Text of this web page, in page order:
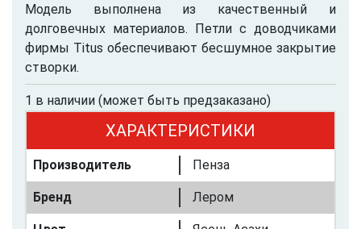
Модель выполнена из качественный и
долговечных материалов. Петли с доводчиками
фирмы Titus обеспечивают бесшумное закрытие
створки.
1 в наличии (может быть предзаказано)
ХАРАКТЕРИСТИКИ
Производитель Пенза
Бренд Лером